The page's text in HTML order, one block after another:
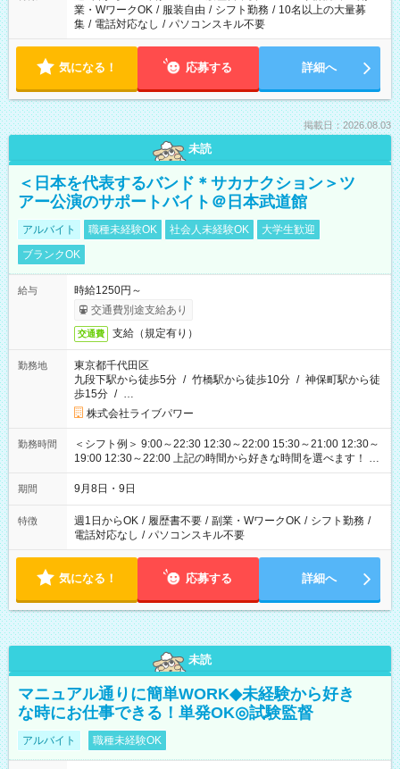
業・WワークOK / 服装自由 / シフト勤務 / 10名以上の大量募
集 / 電話対応なし / パソコンスキル不要
気になる！ 応募する 詳細へ
掲載日：2026.08.03
未読
＜日本を代表するバンド＊サカナクション＞ツ
アー公演のサポートバイト＠日本武道館
アルバイト 職種未経験OK 社会人未経験OK
大学生歓迎
ブランクOK
給与
時給1250円～
交通費別途支給あり
交通費 支給（規定有り）
勤務地
東京都千代田区
九段下駅から徒歩5分 / 竹橋駅から徒歩10分 / 神保町駅から徒
歩15分 / …
株式会社ライブパワー
勤務時間
＜シフト例＞ 9:00～22:30 12:30～22:00 15:30～21:00 12:30～
19:00 12:30～22:00 上記の時間から好きな時間を選べます！ ※
時間は変更となる可能性があります
期間 9月8日・9日
特徴 週1日からOK / 履歴書不要 / 副業・WワークOK / シフト勤務 /
電話対応なし / パソコンスキル不要
気になる！ 応募する 詳細へ
未読
マニュアル通りに簡単WORK◆未経験から好き
な時にお仕事できる！単発OK◎試験監督
アルバイト 職種未経験OK